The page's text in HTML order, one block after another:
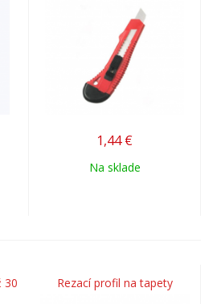
1,44 €
Na sklade
30
Rezací profil na tapety